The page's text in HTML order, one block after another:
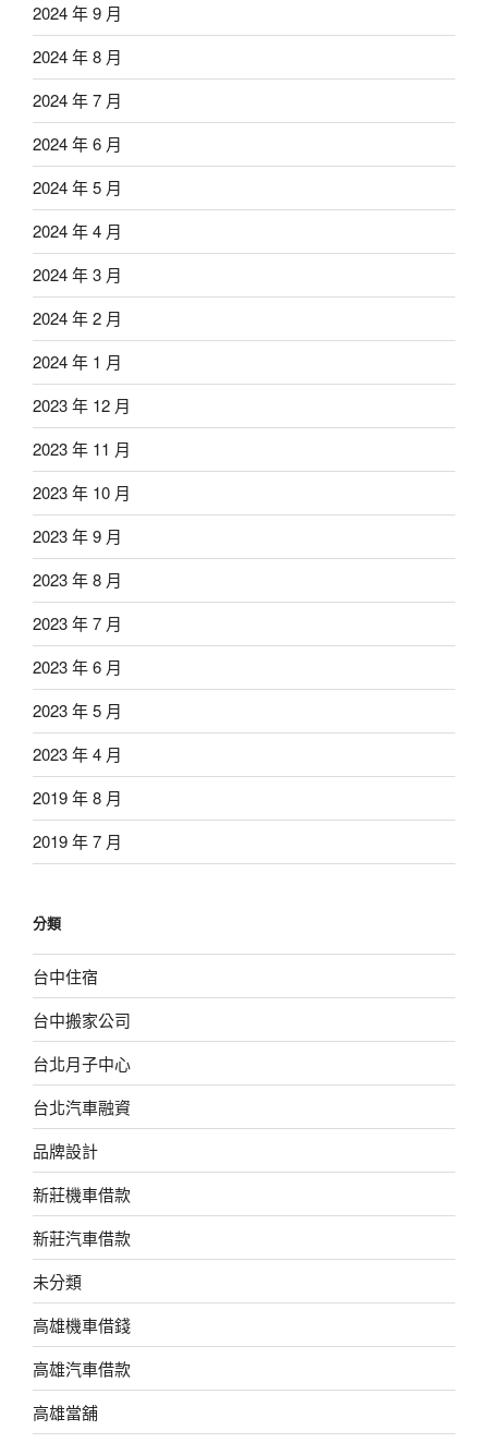
2024 年 9 月
2024 年 8 月
2024 年 7 月
2024 年 6 月
2024 年 5 月
2024 年 4 月
2024 年 3 月
2024 年 2 月
2024 年 1 月
2023 年 12 月
2023 年 11 月
2023 年 10 月
2023 年 9 月
2023 年 8 月
2023 年 7 月
2023 年 6 月
2023 年 5 月
2023 年 4 月
2019 年 8 月
2019 年 7 月
分類
台中住宿
台中搬家公司
台北月子中心
台北汽車融資
品牌設計
新莊機車借款
新莊汽車借款
未分類
高雄機車借錢
高雄汽車借款
高雄當舖